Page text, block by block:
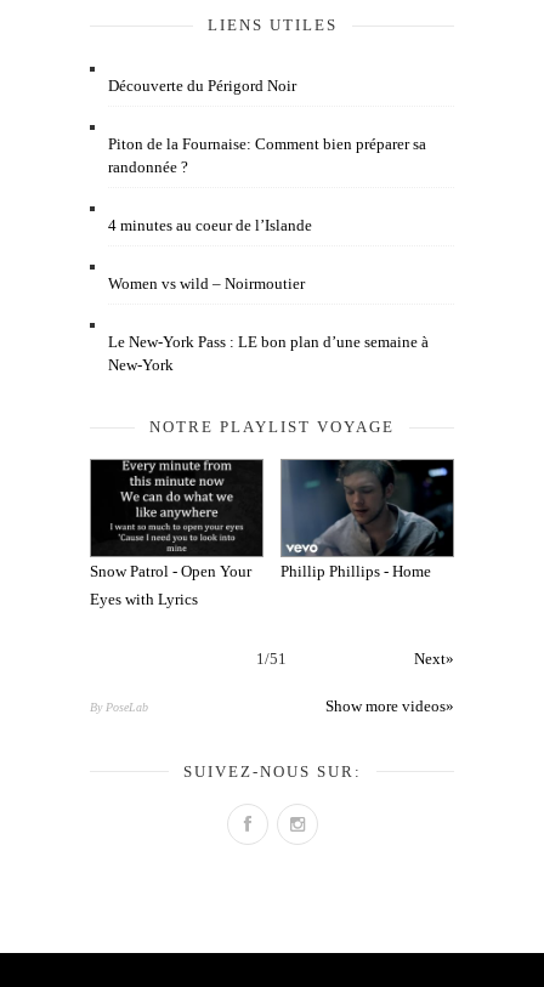
LIENS UTILES
Découverte du Périgord Noir
Piton de la Fournaise: Comment bien préparer sa
randonnée ?
4 minutes au coeur de l’Islande
Women vs wild – Noirmoutier
Le New-York Pass : LE bon plan d’une semaine à
New-York
NOTRE PLAYLIST VOYAGE
Snow Patrol - Open Your
Eyes with Lyrics
Phillip Phillips - Home
1/51 Next»
By PoseLab Show more videos»
SUIVEZ-NOUS SUR: